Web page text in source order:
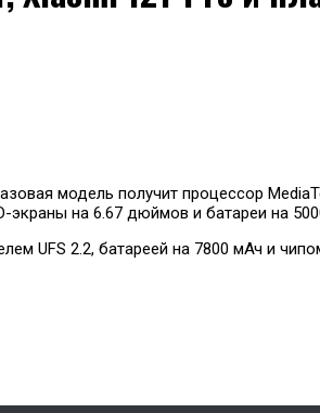
модель получит процессор
экраны на 6.67 дюймов и батареи на
UFS 2.2, батареей на 7800 мАч и